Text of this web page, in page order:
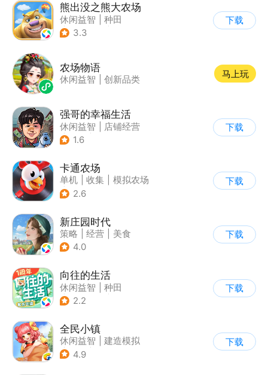
熊出没之熊大农场
休闲益智
种田
| 田园生活
3.3
下载
农场物语
休闲益智 创新品类
马上玩
强哥的幸福生活
休闲益智
店铺经营
| 卡通
1.6
下载
卡通农场
单机 收集
模拟农场
| 卡通
2.6
下载
新庄园时代
策略 经营
美食
| 剧情
4.0
下载
向往的生活
休闲益智
种田
| 影视改编
2.2
下载
全民小镇
休闲益智
建造模拟
| 卡通
4.9
下载